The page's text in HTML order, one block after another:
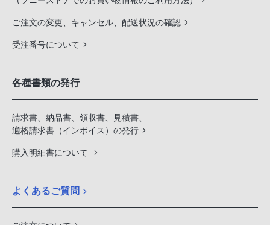
ご注文の変更、キャンセル、配送状況の確認
受注番号について
各種書類の発行
請求書、納品書、領収書、見積書、
適格請求書（インボイス）の発行
購入明細書について
よくあるご質問